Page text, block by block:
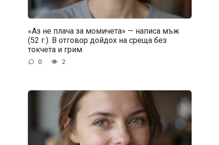
«Аз не плача за момичета» — написа мъж
(52 г.). В отговор дойдох на среща без
токчета и грим.
0 2